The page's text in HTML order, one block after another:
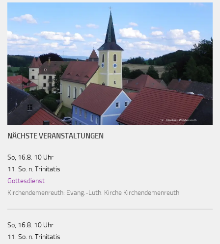
St. Jakobus Wildenreuth
NÄCHSTE VERANSTALTUNGEN
So, 16.8. 10 Uhr
11. So. n. Trinitatis
Gottesdienst
Kirchendemenreuth: Evang.-Luth. Kirche Kirchendemenreuth
So, 16.8. 10 Uhr
11. So. n. Trinitatis